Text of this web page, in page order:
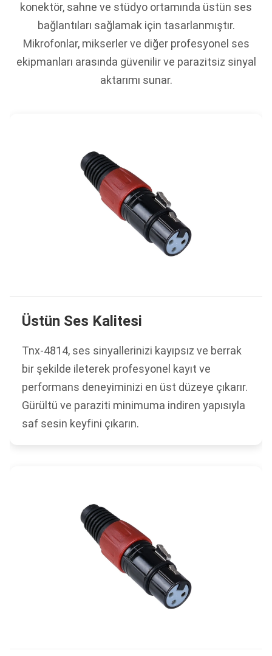
konektör, sahne ve stüdyo ortamında üstün ses
bağlantıları sağlamak için tasarlanmıştır.
Mikrofonlar, mikserler ve diğer profesyonel ses
ekipmanları arasında güvenilir ve parazitsiz sinyal
aktarımı sunar.
Üstün Ses Kalitesi
Tnx-4814, ses sinyallerinizi kayıpsız ve berrak
bir şekilde ileterek profesyonel kayıt ve
performans deneyiminizi en üst düzeye çıkarır.
Gürültü ve paraziti minimuma indiren yapısıyla
saf sesin keyfini çıkarın.